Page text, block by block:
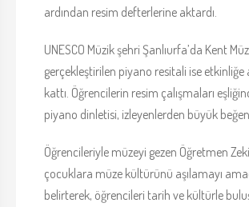
ardından resim defterlerine aktardı.
UNESCO Müzik şehri Şanlıurfa’da Kent
gerçekleştirilen piyano resitali ise etkinliğe
kattı. Öğrencilerin resim çalışmaları
piyano dinletisi, izleyenlerden büyük
Öğrencileriyle müzeyi gezen Öğretmen
çocuklara müze kültürünü aşılamayı
belirterek, öğrencileri tarih ve kültürle